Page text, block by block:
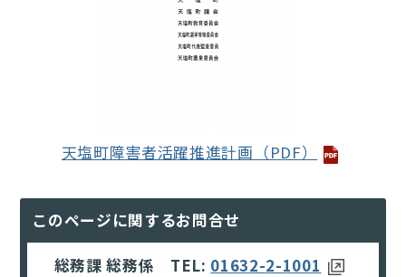
天塩町障害者活躍推進計画（PDF）
このページに関するお問合せ
総務課 総務係 TEL: 01632-2-1001